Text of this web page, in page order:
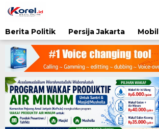
ke
Berita Politik
Persija Jakarta Mobil